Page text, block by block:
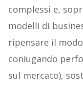
complessi e,
modelli di
ripensare il
coniugando
sul mercato),